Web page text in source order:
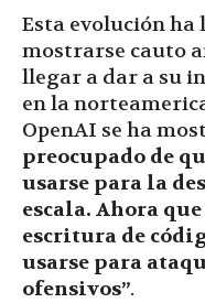
Esta evolución ha
mostrarse cauto
llegar a dar a su
en la
OpenAI se ha
preocupado de
usarse para la
escala. Ahora
escritura de
usarse para
ofensivos”.